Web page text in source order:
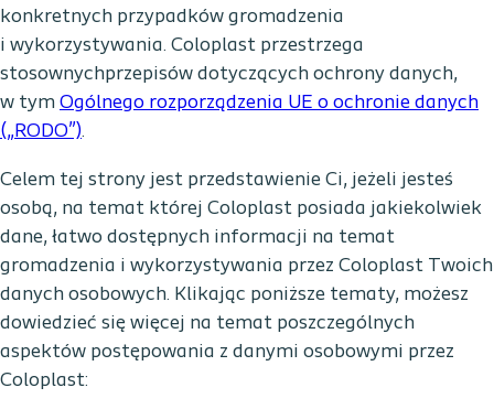
konkretnych przypadków gromadzenia
i wykorzystywania. Coloplast przestrzega
stosownychprzepisów dotyczących ochrony danych,
w tym Ogólnego rozporządzenia UE o ochronie danych
(„RODO”).
Celem tej strony jest przedstawienie Ci, jeżeli jesteś
osobą, na temat której Coloplast posiada jakiekolwiek
dane, łatwo dostępnych informacji na temat
gromadzenia i wykorzystywania przez Coloplast Twoich
danych osobowych. Klikając poniższe tematy, możesz
dowiedzieć się więcej na temat poszczególnych
aspektów postępowania z danymi osobowymi przez
Coloplast: